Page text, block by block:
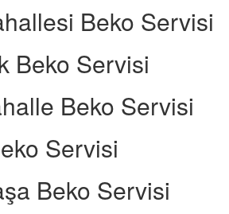
Beko Servisi
Beko Servisi
Beko Servisi
Servisi
Beko Servisi